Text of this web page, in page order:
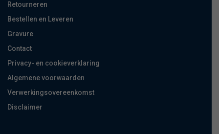
Retourneren
Bestellen en Leveren
Gravure
Contact
Privacy- en cookieverklaring
Algemene voorwaarden
Verwerkingsovereenkomst
Disclaimer